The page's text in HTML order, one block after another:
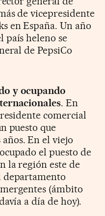
de vicepresidente
en España. Un año
país heleno se
de PepsiCo
y ocupando
. En
comercial
puesto que
En el viejo
el puesto de
la región este de
departamento
(ámbito
a día de hoy).